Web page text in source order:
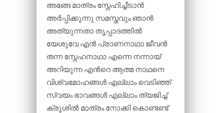
അങ്ങേ മാത്രം സ്നേഹിച്ചീടാൻ
അർപ്പിക്കുന്നു സമസ്തവും ഞാൻ
അത്യുന്നതാ തൃപ്പാദത്തിൽ
യേശുവേ എൻ പ്രാണനാഥാ ജീവൻ
തന്ന സ്നേഹനാഥാ എന്നെ നന്നായ്
അറിയുന്ന എൻറെ ആത്മ നാഥനെ
വിശ്വമോഹങ്ങൾ എല്ലാം വെടിഞ്ഞ്
സ്വയം ഭാവങ്ങൾ എല്ലാം ത്യജിച്ച്
ക്രൂശിൽ മാത്രം നോക്കി കൊണ്ടണ്ട്